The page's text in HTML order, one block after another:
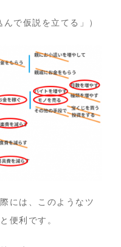
んで仮説を立てる」）
には、このようなツ
便利です。